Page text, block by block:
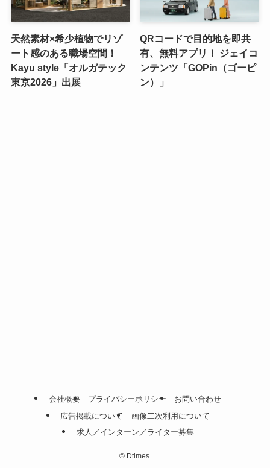
天然素材×希少植物でリゾ
ート感のある職場空間！
Kayu style「オルガテック
東京2026」出展
QRコードで目的地を即共
有、無料アプリ！ ジェイコ
ンテンツ「GOPin（ゴーピ
ン）」
会社概要 プライバシーポリシー
お問い合わせ
広告掲載について
画像二次利用について
求人／インターン／ライター募集
©Dtimes.